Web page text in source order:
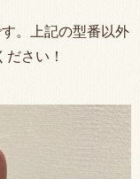
。上記の型番以外
さい！